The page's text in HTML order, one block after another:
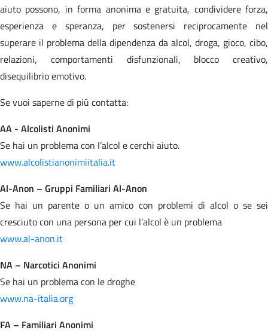
aiuto possono, in forma anonima e gratuita, condividere forza,
esperienza e speranza, per sostenersi reciprocamente nel
superare il problema della dipendenza da alcol, droga, gioco, cibo,
relazioni, comportamenti disfunzionali, blocco creativo,
disequilibrio emotivo.
Se vuoi saperne di più contatta:
AA - Alcolisti Anonimi
Se hai un problema con l’alcol e cerchi aiuto.
www.alcolistianonimiitalia.it
Al-Anon – Gruppi Familiari Al-Anon
Se hai un parente o un amico con problemi di alcol o se sei
cresciuto con una persona per cui l’alcol è un problema
www.al-anon.it
NA – Narcotici Anonimi
Se hai un problema con le droghe
www.na-italia.org
FA – Familiari Anonimi